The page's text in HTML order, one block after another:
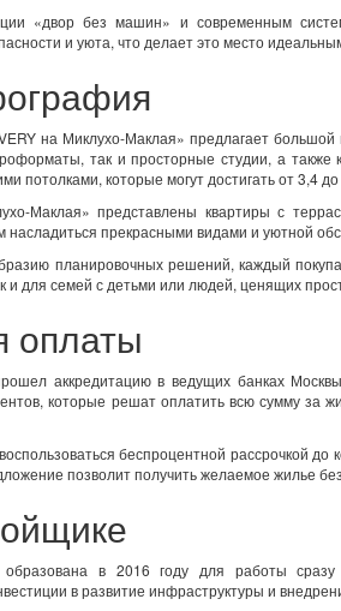
«двор без машин» и современным
и уюта, что делает это место
на Миклухо-Маклая» предлагает
так и просторные студии, а
потолками, которые могут достигать от 3,4
Маклая» представлены квартиры с
насладиться прекрасными видами и уютной
планировочных решений, каждый
и для семей с детьми или людей, ценящих
оплаты
аккредитацию в ведущих банках
которые решат оплатить всю сумму за
беспроцентной рассрочкой
позволит получить желаемое жилье
в 2016 году для работы
в развитие инфраструктуры и